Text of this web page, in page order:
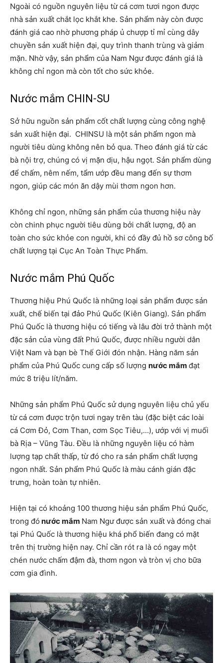
Ngoài có nguồn nguyên liệu từ cá cơm tươi ngon được
nhà sản xuất chắt lọc khắt khe. Sản phẩm này còn được
đánh giá cao nhờ phương pháp ủ chượp tỉ mỉ cùng dây
chuyền sản xuất hiện đại, quy trình thanh trùng và giảm
mặn. Nhờ vậy, sản phẩm của Nam Ngư được đánh giá là
không chỉ ngon mà còn tốt cho sức khỏe.
Nước mắm CHIN-SU
Sở hữu nguồn sản phẩm cốt chất lượng cùng công nghệ
sản xuất hiện đại. CHINSU là một sản phẩm ngon mà
người tiêu dùng không nên bỏ qua. Theo đánh giá từ các
bà nội trợ, chúng có vị mặn dịu, hậu ngọt. Sản phẩm dùng
để chấm, nêm nếm, tẩm ướp đều mang đến sự thơm
ngon, giúp các món ăn dậy mùi thơm ngon hơn.
Không chỉ ngon, những sản phẩm của thương hiệu này
còn chinh phục người tiêu dùng bởi chất lượng, độ an
toàn cho sức khỏe con người, khi có đầy đủ hồ sơ công bố
chất lượng tại Cục An Toàn Thực Phẩm.
Nước mắm Phú Quốc
Thương hiệu Phú Quốc là những loại sản phẩm được sản
xuất, chế biến tại đảo Phú Quốc (Kiên Giang). Sản phẩm
Phú Quốc là thương hiệu có tiếng và lâu đời trở thành một
đặc sản của vùng đất Phú Quốc, được nhiều người dân
Việt Nam và bạn bè Thế Giới đón nhận. Hàng năm sản
phẩm của Phú Quốc cung cấp số lượng nước mắm đạt
mức 8 triệu lít/năm.
Những sản phẩm Phú Quốc sử dụng nguyên liệu chủ yếu
từ cá cơm được trộn tươi ngay trên tàu (đặc biệt các loài
cá Cơm Đỏ, Cơm Than, cơm Sọc Tiêu,…), ướp với vị muối
bà Rịa – Vũng Tàu. Đều là những nguyên liệu có hàm
lượng tạp chất thấp, từ đó cho ra sản phẩm chất lượng
ngon nhất. Sản phẩm Phú Quốc là màu cánh gián đặc
trưng, hoàn toàn tự nhiên.
Hiện tại có khoảng 100 thương hiệu sản phẩm Phú Quốc,
trong đó nước mắm Nam Ngư được sản xuất và đóng chai
tại Phú Quốc là thương hiệu khá phổ biến đang có mặt
trên thị trường hiện nay. Chỉ cần rót ra là có ngay một
chén nước chấm đậm đà, thơm ngon và tròn vị cho bữa
cơm gia đình.